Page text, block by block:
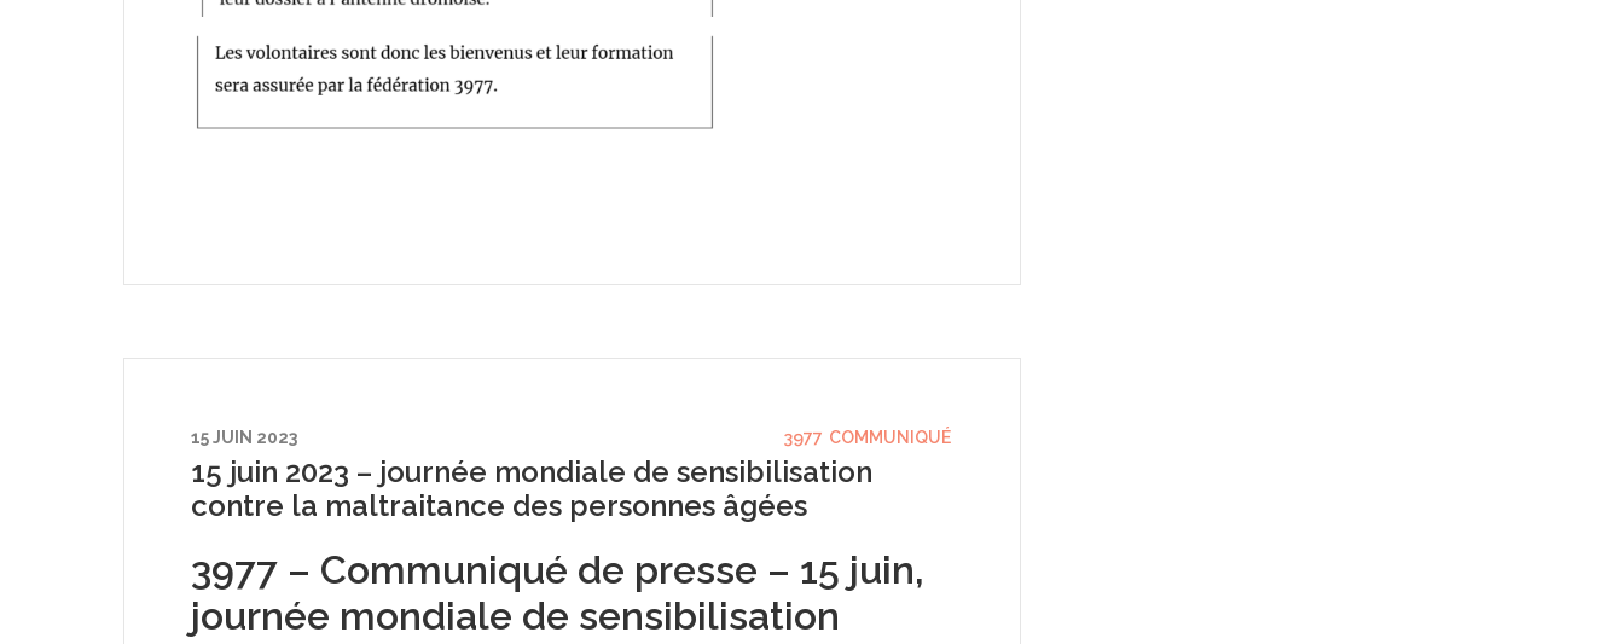
15 JUIN 2023 3977 COMMUNIQUÉ
15 juin 2023 – journée mondiale de sensibilisation
contre la maltraitance des personnes âgées
3977 – Communiqué de presse – 15 juin,
journée mondiale de sensibilisation